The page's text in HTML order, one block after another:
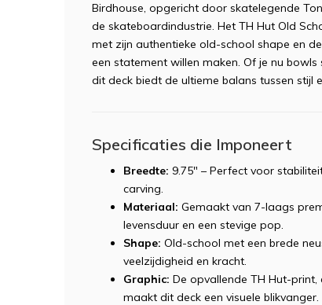
Birdhouse, opgericht door skatelegende
de skateboardindustrie. Het TH Hut Old
met zijn authentieke old-school shape en
een statement willen maken. Of je nu
dit deck biedt de ultieme balans tussen stijl
Specificaties die Imponeert
Breedte: 9.75" – Perfect voor
carving.
Materiaal: Gemaakt van 7-laags
levensduur en een stevige pop.
Shape: Old-school met een brede
veelzijdigheid en kracht.
Graphic: De opvallende TH Hut-
maakt dit deck een visuele blikvanger.